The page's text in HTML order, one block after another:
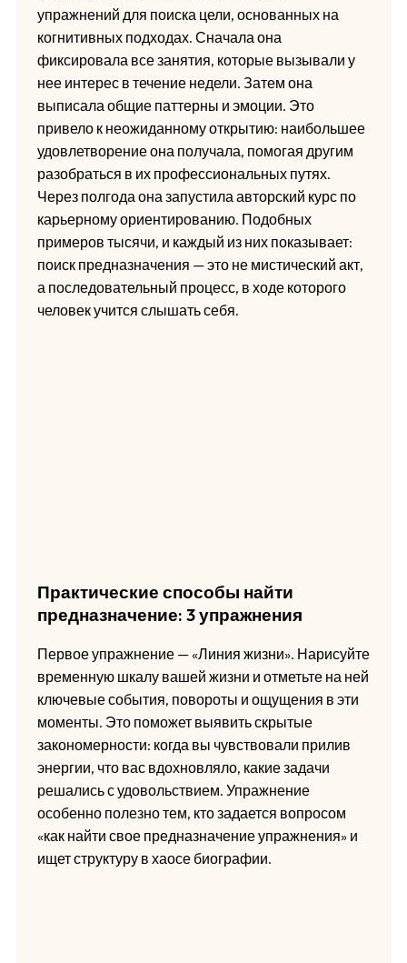
упражнений для поиска цели, основанных на
когнитивных подходах. Сначала она
фиксировала все занятия, которые вызывали у
нее интерес в течение недели. Затем она
выписала общие паттерны и эмоции. Это
привело к неожиданному открытию: наибольшее
удовлетворение она получала, помогая другим
разобраться в их профессиональных путях.
Через полгода она запустила авторский курс по
карьерному ориентированию. Подобных
примеров тысячи, и каждый из них показывает:
поиск предназначения — это не мистический акт,
а последовательный процесс, в ходе которого
человек учится слышать себя.
Практические способы найти
предназначение: 3 упражнения
Первое упражнение — «Линия жизни». Нарисуйте
временную шкалу вашей жизни и отметьте на ней
ключевые события, повороты и ощущения в эти
моменты. Это поможет выявить скрытые
закономерности: когда вы чувствовали прилив
энергии, что вас вдохновляло, какие задачи
решались с удовольствием. Упражнение
особенно полезно тем, кто задается вопросом
«как найти свое предназначение упражнения» и
ищет структуру в хаосе биографии.